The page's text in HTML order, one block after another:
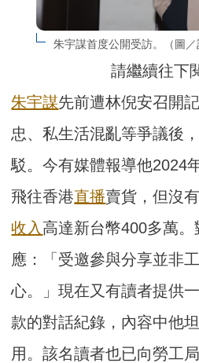
朱宇謀首度公開受訪。（圖／
請繼續往下
朱宇謀先前遭林倪安召開
忠、私生活混亂等爭議後
駁。今有媒體報導他2024
飛往香港直播賣貨，但沒
收入 高達新台幣400多萬
應：「受邀參與分享並非
心。」現在又有讀者提供
款的對話紀錄，內容中他
用。該名讀者也已向勞工